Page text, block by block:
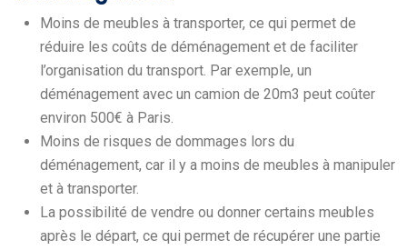
Moins de meubles à transporter, ce qui permet de
réduire les coûts de déménagement et de faciliter
l’organisation du transport. Par exemple, un
déménagement avec un camion de 20m3 peut coûter
environ 500€ à Paris.
Moins de risques de dommages lors du
déménagement, car il y a moins de meubles à manipuler
et à transporter.
La possibilité de vendre ou donner certains meubles
après le départ, ce qui permet de récupérer une partie